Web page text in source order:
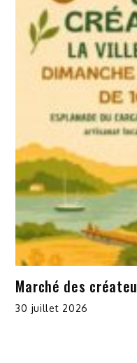
Marché des
30 juillet 2026